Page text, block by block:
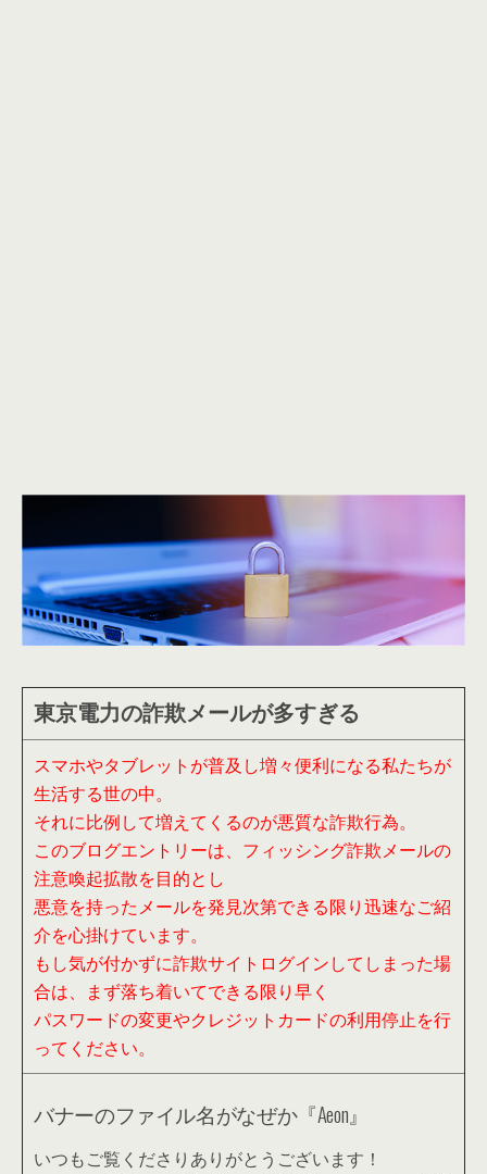
東京電力の詐欺メールが多すぎる
スマホやタブレットが普及し増々便利になる私たちが
生活する世の中。
それに比例して増えてくるのが悪質な詐欺行為。
このブログエントリーは、フィッシング詐欺メールの
注意喚起拡散を目的とし
悪意を持ったメールを発見次第できる限り迅速なご紹
介を心掛けています。
もし気が付かずに詐欺サイトログインしてしまった場
合は、まず落ち着いてできる限り早く
パスワードの変更やクレジットカードの利用停止を行
ってください。
バナーのファイル名がなぜか『Aeon』
いつもご覧くださりありがとうございます！